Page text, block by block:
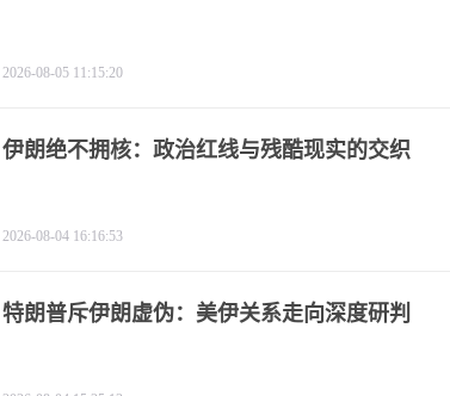
2026-08-05 11:15:20
伊朗绝不拥核：政治红线与残酷现实的交织
2026-08-04 16:16:53
特朗普斥伊朗虚伪：美伊关系走向深度研判